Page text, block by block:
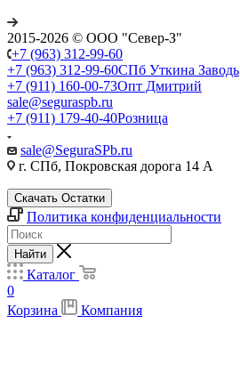
2015-2026 © ООО "Север-З"
+7 (963) 312-99-60
+7 (963) 312-99-60СПб Уткина Заводь
+7 (911) 160-00-73Опт Дмитрий
sale@seguraspb.ru
+7 (911) 179-40-40Розница
sale@SeguraSPb.ru
г. СПб, Покровская дорога 14 А
Скачать Остатки
Политика конфиденциальности
Найти
Каталог
0
Корзина
Компания